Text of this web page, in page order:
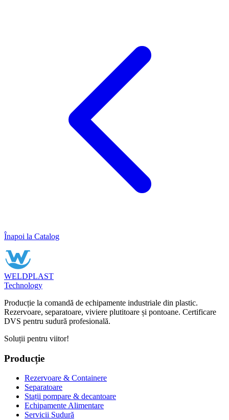
Înapoi la Catalog
WELDPLAST
Technology
Producție la comandă de echipamente industriale din plastic.
Rezervoare, separatoare, viviere plutitoare și pontoane. Certificare
DVS pentru sudură profesională.
Soluții pentru viitor!
Producție
Rezervoare & Containere
Separatoare
Stații pompare & decantoare
Echipamente Alimentare
Servicii Sudură